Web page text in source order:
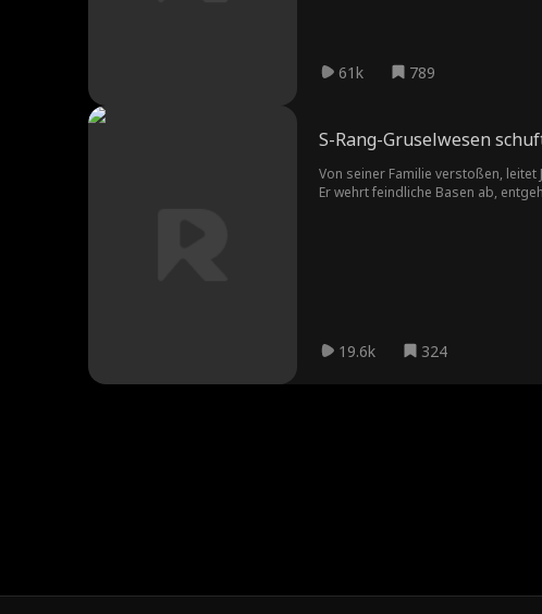
61k 789
S-Rang-Gruselwesen
Von seiner Familie verstoßen,
Er wehrt feindliche Basen ab,
19.6k 324